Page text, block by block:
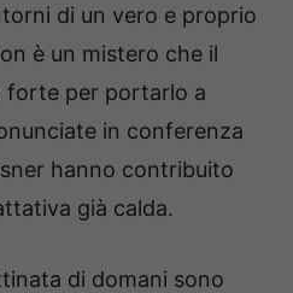
di un vero e proprio
è un mistero che il
forte per portarlo a
in conferenza
hanno contribuito
già calda.
di domani sono